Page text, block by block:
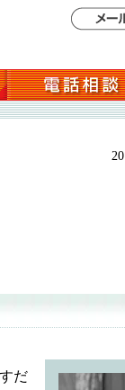
だ